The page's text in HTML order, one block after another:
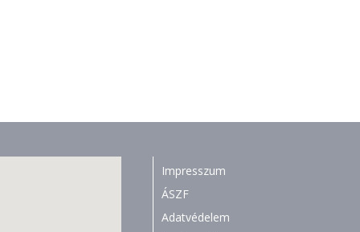
Impresszum
ÁSZF
Adatvédelem